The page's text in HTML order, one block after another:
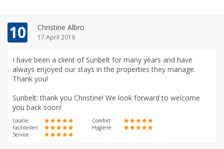
10 Christine Albro
17 April 2019
I have been a client of Sunbelt for many years and have
always enjoyed our stays in the properties they manage.
Thank you!
Sunbelt: thank you Christine! We look forward to welcome
you back soon!
Locatie:
Comfort:
Faciliteiten:
Hygiëne:
Service: